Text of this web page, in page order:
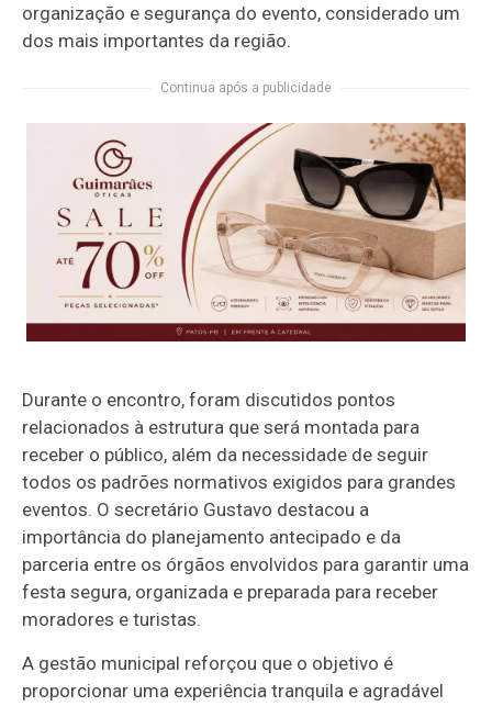
organização e segurança do evento, considerado um
dos mais importantes da região.
Continua após a publicidade
Durante o encontro, foram discutidos pontos
relacionados à estrutura que será montada para
receber o público, além da necessidade de seguir
todos os padrões normativos exigidos para grandes
eventos. O secretário Gustavo destacou a
importância do planejamento antecipado e da
parceria entre os órgãos envolvidos para garantir uma
festa segura, organizada e preparada para receber
moradores e turistas.
A gestão municipal reforçou que o objetivo é
proporcionar uma experiência tranquila e agradável